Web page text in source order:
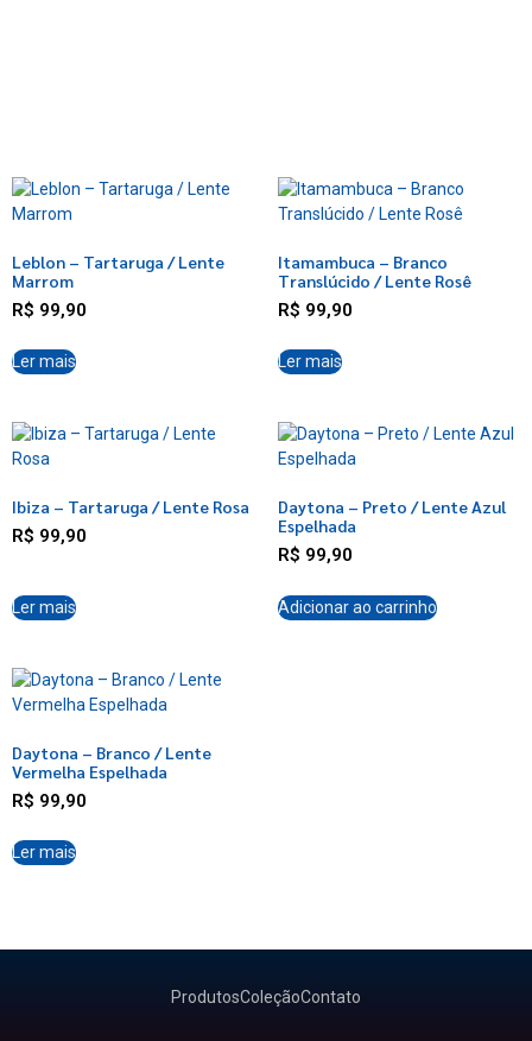
Leblon – Tartaruga / Lente
Marrom
R$ 99,90
Ler mais
Itamambuca – Branco
Translúcido / Lente Rosê
R$ 99,90
Ler mais
Ibiza – Tartaruga / Lente Rosa
R$ 99,90
Ler mais
Daytona – Preto / Lente Azul
Espelhada
R$ 99,90
Adicionar ao carrinho
Daytona – Branco / Lente
Vermelha Espelhada
R$ 99,90
Ler mais
ProdutosColeçãoContato